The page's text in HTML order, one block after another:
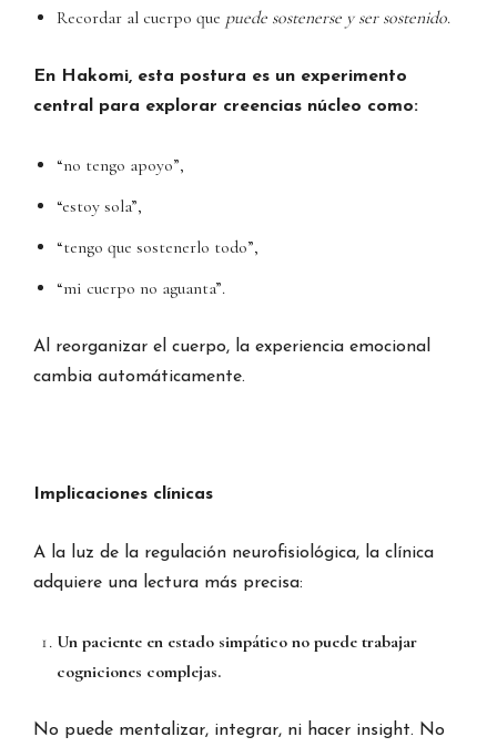
Recordar al cuerpo que puede sostenerse y ser sostenido.
En Hakomi, esta postura es un experimento
central para explorar creencias núcleo como:
“no tengo apoyo”,
“estoy sola”,
“tengo que sostenerlo todo”,
“mi cuerpo no aguanta”.
Al reorganizar el cuerpo, la experiencia emocional
cambia automáticamente.
Implicaciones clínicas
A la luz de la regulación neurofisiológica, la clínica
adquiere una lectura más precisa:
Un paciente en estado simpático no puede trabajar
cogniciones complejas.
No puede mentalizar, integrar, ni hacer insight. No